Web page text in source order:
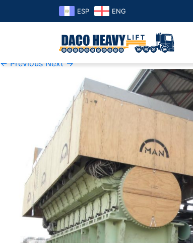
ESP ENG
K1600_DSC00563
17 de September de 2019at1600 × 1200
← Previous Next →